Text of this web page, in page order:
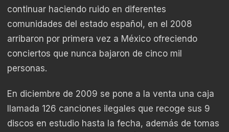
continuar haciendo ruido en diferentes
comunidades del estado español, en el 2008
arribaron por primera vez a México ofreciendo
conciertos que nunca bajaron de cinco mil
personas.
En diciembre de 2009 se pone a la venta una caja
llamada 126 canciones ilegales que recoge sus 9
discos en estudio hasta la fecha, además de tomas